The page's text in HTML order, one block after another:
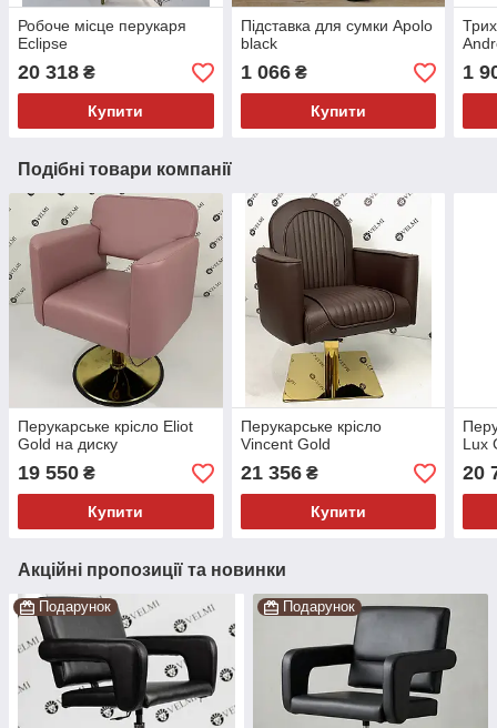
Робоче місце перукаря
Eclipse
20 318 ₴
Купити
Підставка для сумки Apolo
black
1 066₴
Купити
1
Подібні товари компанії
Перукарське крісло Eliot
Gold на диску
19 550 ₴
Купити
Перукарське крісло
Vincent Gold
21 356₴
Купити
Lux
20
Акційні пропозиції та новинки
Подарунок Подарунок